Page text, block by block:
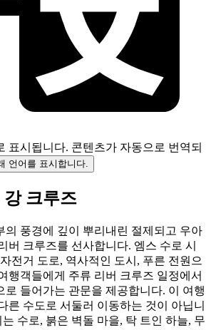
표시됩니다. 콘텐츠가 자동으로 번역되
언어를 표시합니다.
강 크루즈
의 풍경에 깊이 뿌리내린 절제되고 우아
버 크루즈를 선사합니다. 엠스 수로 시
전거 도로, 역사적인 도시, 푸른 전원으
행객들에게 주류 리버 크루즈 일정에서
로 들어가는 관문을 제공합니다. 이 여행
른 수도로 서둘러 이동하는 것이 아닙니
수로, 붉은 벽돌 마을, 탁 트인 하늘, 무